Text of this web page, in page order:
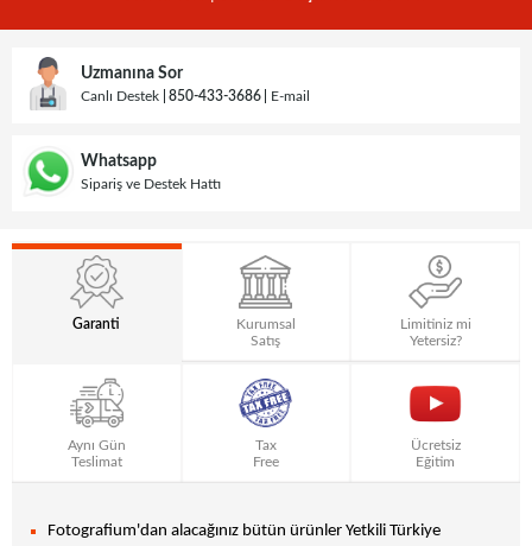
Uzmanına Sor
Canlı Destek 850-433-3686 E-mail
Whatsapp
Sipariş ve Destek Hattı
Garanti
Kurumsal
Satış
Limitiniz mi
Yetersiz?
Aynı Gün
Teslimat
Tax
Free
Ücretsiz
Eğitim
Fotografium'dan alacağınız bütün ürünler Yetkili Türkiye